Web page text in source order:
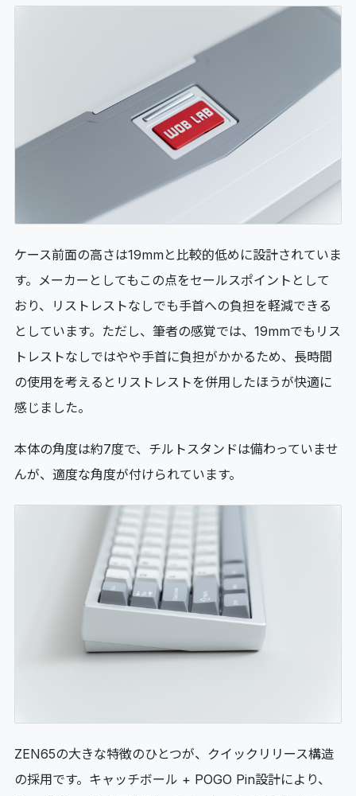
ケース前面の高さは19mmと比較的低めに設計されていま
す。メーカーとしてもこの点をセールスポイントとして
おり、リストレストなしでも手首への負担を軽減できる
としています。ただし、筆者の感覚では、19mmでもリス
トレストなしではやや手首に負担がかかるため、長時間
の使用を考えるとリストレストを併用したほうが快適に
感じました。
本体の角度は約7度で、チルトスタンドは備わっていませ
んが、適度な角度が付けられています。
ZEN65の大きな特徴のひとつが、クイックリリース構造
の採用です。キャッチボール + POGO Pin設計により、